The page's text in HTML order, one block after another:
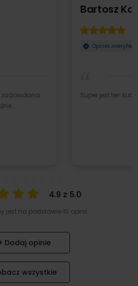
4.9 z 5.0
jest na podstawie 10 opinii.
Dodaj opinie
wszystkie